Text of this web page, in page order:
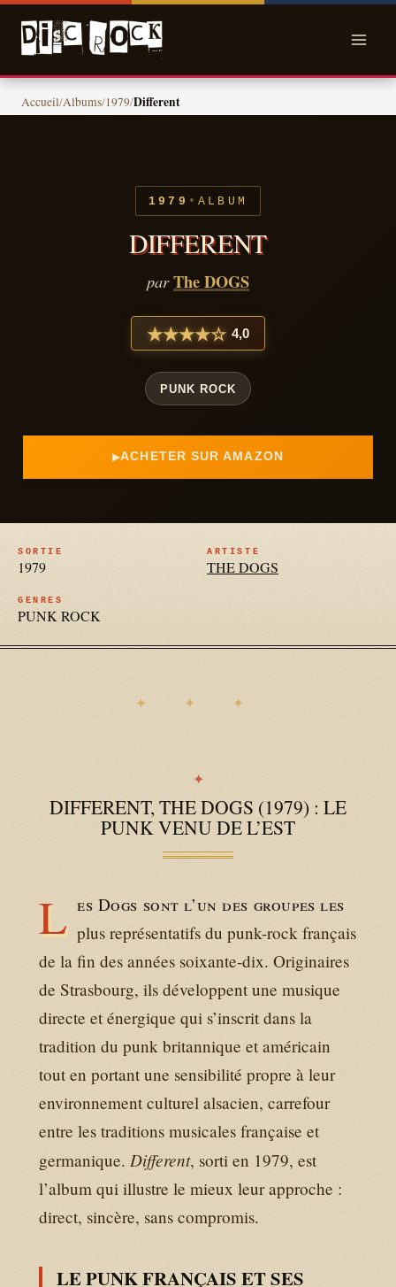
Skip
Accueil/Albums/1979/Different
1979 • ALBUM
DIFFERENT
parThe DOGS
★★★★☆ 4,0
PUNK ROCK
ACHETER SUR AMAZON
SORTIE
1979
ARTISTE
THE DOGS
GENRES
PUNK ROCK
DIFFERENT, THE DOGS (1979) : LE
PUNK VENU DE L’EST
L es Dogs sont l’un des groupes les
plus représentatifs du punk-rock français
de la fin des années soixante-dix. Originaires
de Strasbourg, ils développent une musique
directe et énergique qui s’inscrit dans la
tradition du punk britannique et américain
tout en portant une sensibilité propre à leur
environnement culturel alsacien, carrefour
entre les traditions musicales française et
germanique. Different, sorti en 1979, est
l’album qui illustre le mieux leur approche :
direct, sincère, sans compromis.
LE PUNK FRANÇAIS ET SES